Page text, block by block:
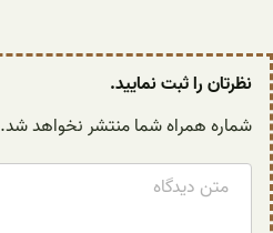
نظرتان را ثبت نمایید.
شماره همراه شما منتشر نخواهد شد.